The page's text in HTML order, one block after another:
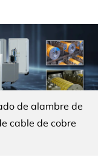
de alambre de
cable de cobre